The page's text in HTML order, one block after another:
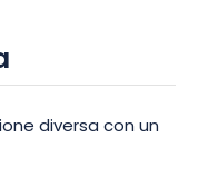
diversa con un